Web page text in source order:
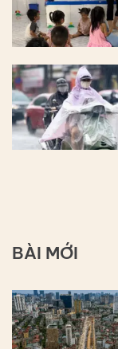
BÀI MỚI